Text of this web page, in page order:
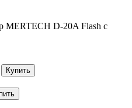
MERTECH D-20A Flash с
Купить